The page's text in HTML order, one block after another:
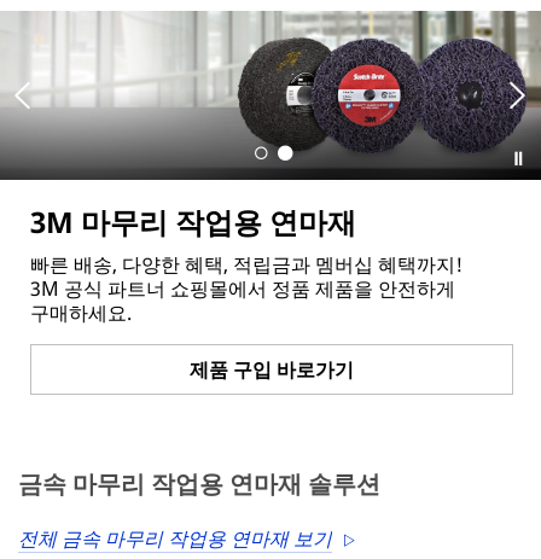
o
v
i
n
Select One
Select the
Industry
interests
you
Select One
O
r
e
role
Select One
O
o
e
I'm
lookin
nt
spending
3M 마무리 작업용 연마재
빠른 배송, 다양한 혜택, 적립금과 멤버십 혜택까지!
3M 공식 파트너 쇼핑몰에서 정품 제품을 안전하게
구매하세요.
제품 구입 바로가기
금속 마무리 작업용 연마재 솔루션
전체 금속 마무리 작업용 연마재 보기